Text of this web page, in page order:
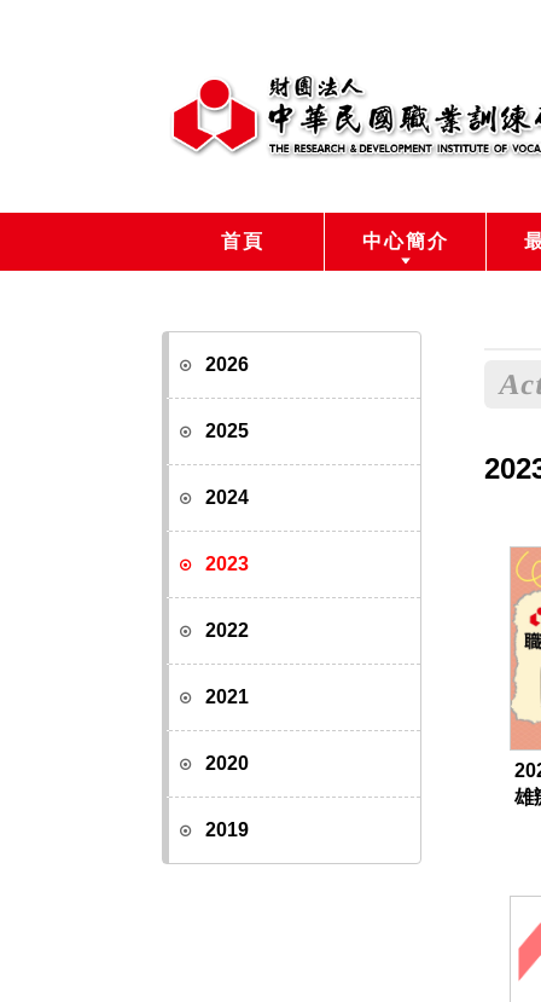
首頁 中心簡介
2026
2025
2024
2023
2022
2021
2020
2019
雄